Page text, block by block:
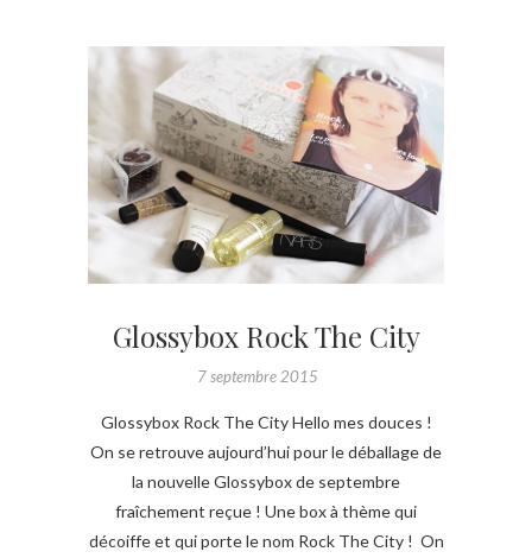
Glossybox Rock The City
7 septembre 2015
Glossybox Rock The City Hello mes douces !
On se retrouve aujourd’hui pour le déballage de
la nouvelle Glossybox de septembre
fraîchement reçue ! Une box à thème qui
décoiffe et qui porte le nom Rock The City ! On